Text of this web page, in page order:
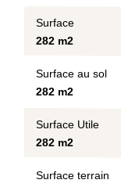
Surface
282 m2
Surface au sol
282 m2
Surface Utile
282 m2
Surface terrain